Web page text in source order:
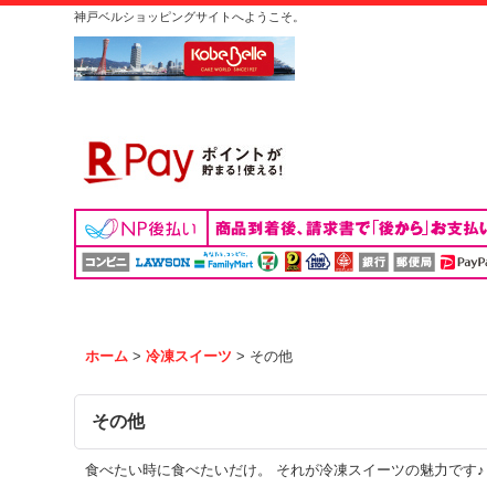
神戸ベルショッピングサイトへようこそ。
ホーム > 冷凍スイーツ > その他
その他
食べたい時に食べたいだけ。 それが冷凍スイーツの魅力です♪